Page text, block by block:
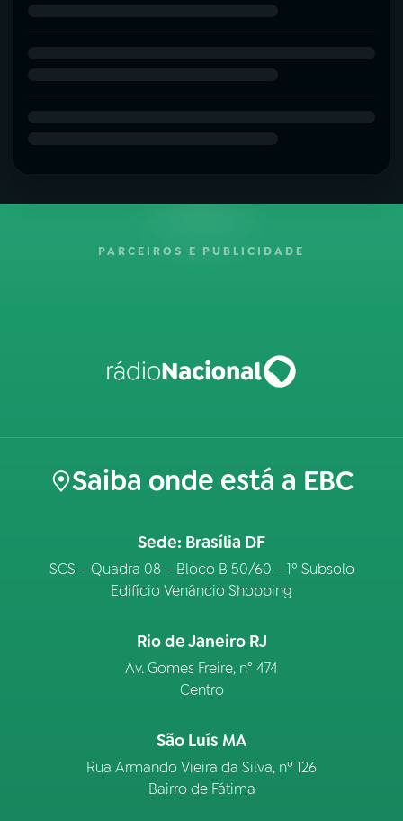
PARCEIROS E PUBLICIDADE
Saiba onde está a EBC
Sede: Brasília DF
SCS – Quadra 08 – Bloco B 50/60 – 1º Subsolo
Edifício Venâncio Shopping
Rio de Janeiro RJ
Av. Gomes Freire, n° 474
Centro
São Luís MA
Rua Armando Vieira da Silva, nº 126
Bairro de Fátima